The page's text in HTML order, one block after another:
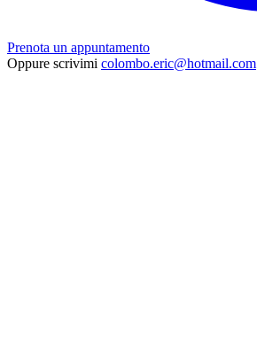
Prenota un appuntamento
Oppure scrivimi colombo.eric@hotmail.com